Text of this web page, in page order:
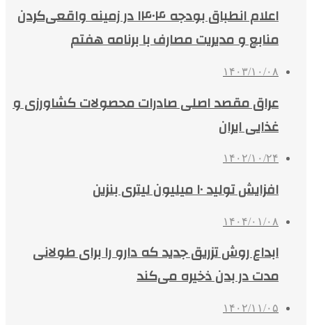
اعلام انطباق بودجه ۱۴۰۴ در زمینه واقعی‌کردن
منابع و مدیریت مصارف با برنامه هفتم
۱۴۰۳/۱۰/۰۸
عراق مقصد اصلی صادرات محصولات کشاورزی و
غذایی ایران
۱۴۰۲/۱۰/۲۴
افزایش تولید ۱۰ میلیون لیتری بنزین
۱۴۰۴/۰۱/۰۸
ابداع روش تزریق جدید که دارو را برای طولانی
مدت در بدن ذخیره می‌کند
۱۴۰۲/۱۱/۰۵